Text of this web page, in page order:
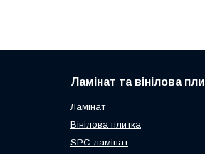
Ламінат та вінілова
Ламінат
Вінілова плитка
SPC ламінат